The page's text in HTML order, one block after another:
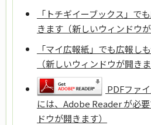
「トチギイーブックス」で
きます（新しいウィンドウが
「マイ広報紙」でも広報し
（新しいウィンドウが開きま
PDFファ
には、Adobe Reader が必
ドウが開きます）